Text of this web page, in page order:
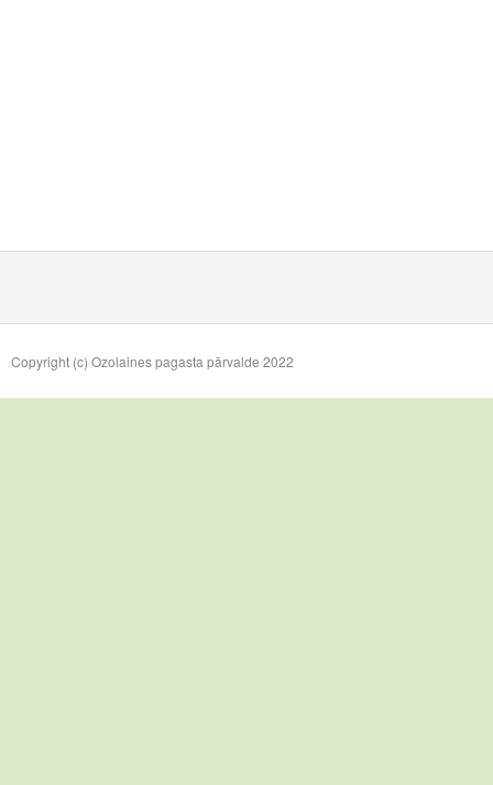
Copyright (c) Ozolaines pagasta pārvalde 2022